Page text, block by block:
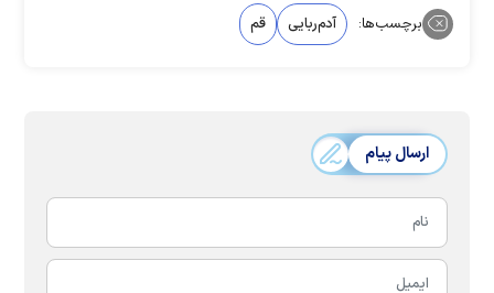
برچسب‌ها: آدم‌ربایی قم
ارسال پیام